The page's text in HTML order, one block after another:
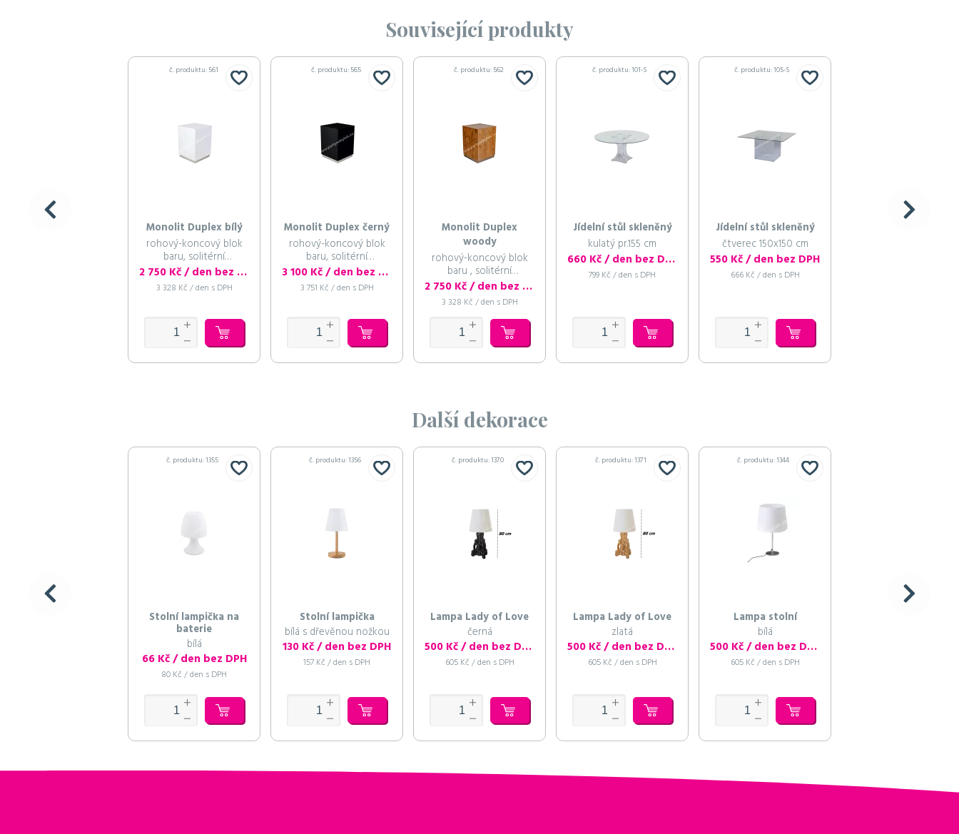
Související produkty
č. produktu: 561
Monolit Duplex bílý
rohový-koncový blok
baru, solitérní
podstavec 2 750 Kč / den bez DPH
3 328 Kč / den s DPH
č. produktu: 565
Monolit Duplex černý
rohový-koncový blok
baru, solitérní
podstavec 3 100 Kč / den bez DPH
3 751 Kč / den s DPH
č. produktu: 562
Monolit Duplex
woody
rohový-koncový blok
baru , solitérní
podstavec 2 750 Kč / den bez DPH
3 328 Kč / den s DPH
č. produktu: 101-S
Jídelní stůl skleněný
kulatý pr.155 cm
660 Kč / den bez DPH
799 Kč / den s DPH
č. produktu: 105-S
Jídelní stůl skleněný
čtverec 150x150 cm
550 Kč / den bez DPH
666 Kč / den s DPH
Další dekorace
č. produktu: 1355
Stolní lampička na
baterie
bílá
66 Kč / den bez DPH
80 Kč / den s DPH
č. produktu: 1356
Stolní lampička
bílá s dřevěnou nožkou
130 Kč / den bez DPH
157 Kč / den s DPH
č. produktu: 1370
Lampa Lady of Love
černá
500 Kč / den bez DPH
605 Kč / den s DPH
č. produktu: 1371
Lampa Lady of Love
zlatá
500 Kč / den bez DPH
605 Kč / den s DPH
č. produktu: 1344
Lampa stolní
bílá
500 Kč / den bez DPH
605 Kč / den s DPH